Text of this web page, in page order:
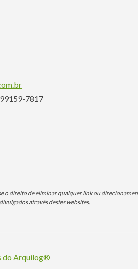
7817
direito de eliminar qualquer link ou
através destes websites.
do Arquilog®